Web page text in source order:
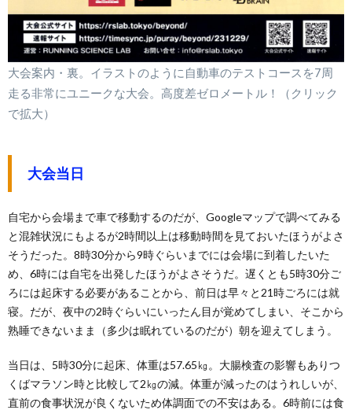
大会案内・裏。イラストのように自動車のテストコースを7周
走る非常にユニークな大会。高度差ゼロメートル！（クリック
で拡大）
大会当日
自宅から会場まで車で移動するのだが、Googleマップで調べてみる
と混雑状況にもよるが2時間以上は移動時間を見ておいたほうがよさ
そうだった。8時30分から9時ぐらいまでには会場に到着したいた
め、6時には自宅を出発したほうがよさそうだ。遅くとも5時30分ご
ろには起床する必要があることから、前日は早々と21時ごろには就
寝。だが、夜中の2時ぐらいにいったん目が覚めてしまい、そこから
熟睡できないまま（多少は眠れているのだが）朝を迎えてしまう。
当日は、5時30分に起床、体重は57.65㎏。大腸検査の影響もありつ
くばマラソン時と比較して2㎏の減。体重が減ったのはうれしいが、
直前の食事状況が良くないため体調面での不安はある。6時前には食